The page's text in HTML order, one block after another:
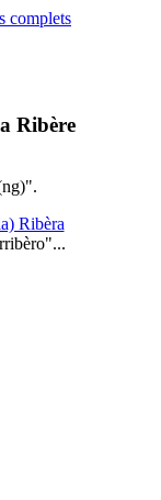
complets
Ribère
Ribèra